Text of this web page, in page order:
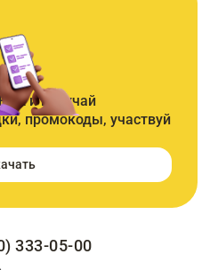
и получай
промокоды, участвуй
333-05-00